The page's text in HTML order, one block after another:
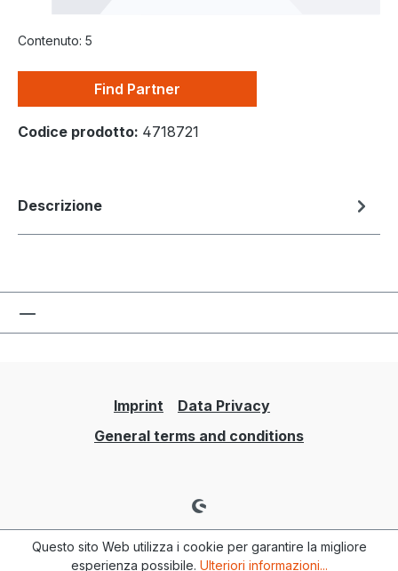
Contenuto: 5
Find Partner
Codice prodotto: 4718721
Descrizione
Imprint
Data Privacy
General terms and conditions
Questo sito Web utilizza i cookie per garantire la migliore
esperienza possibile. Ulteriori informazioni...